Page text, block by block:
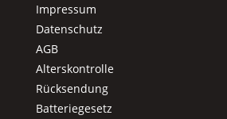
Impressum
Datenschutz
AGB
Alterskontrolle
Rücksendung
Batteriegesetz